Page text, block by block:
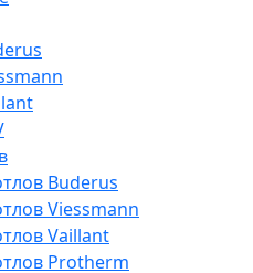
Buderus
Viessmann
Vaillant
Protherm